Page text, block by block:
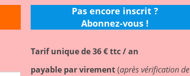
Pas encore inscrit ?
Abonnez-vous !
Tarif unique de 36 € ttc / an
payable par virement(après vérification de